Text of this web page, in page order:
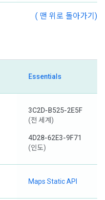
( 맨 위로 돌아가기)
Essentials
3C2D-B525-2E5F
(전 세계)
4D28-62E3-9F71
(인도)
Maps Static API